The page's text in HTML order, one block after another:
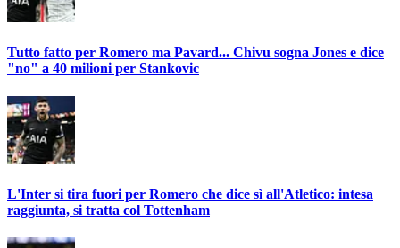
Tutto fatto per Romero ma Pavard... Chivu sogna Jones e dice
"no" a 40 milioni per Stankovic
L'Inter si tira fuori per Romero che dice sì all'Atletico: intesa
raggiunta, si tratta col Tottenham